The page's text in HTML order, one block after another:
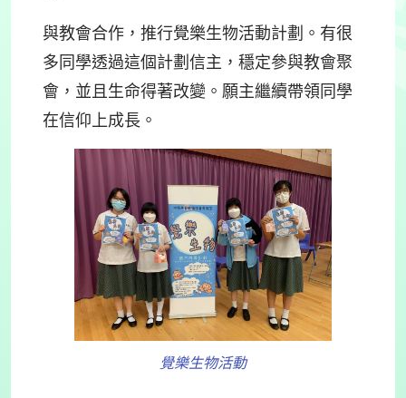
與教會合作，推行覺樂生物活動計劃。 有很
多同學透過這個計劃信主，穩定參與教會聚
會，並且生命得著改變。願主繼續帶領同學
在信仰上成長。
覺樂生物活動